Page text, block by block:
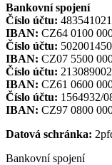
Bankovní spojení
Číslo účtu:
IBAN: CZ64 0100
Číslo účtu:
IBAN: CZ07 5500
Číslo účtu:
IBAN: CZ61 0600
Číslo účtu: 1564932/
IBAN: CZ97 0800
Datová schránka:
Bankovní spojení